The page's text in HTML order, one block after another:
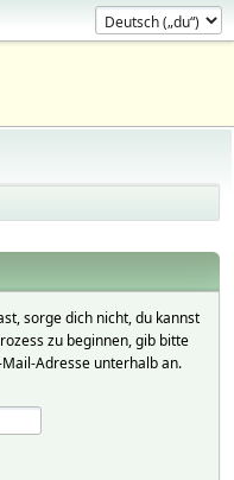
sorge dich nicht, du kannst
zu beginnen, gib bitte
Adresse unterhalb an.